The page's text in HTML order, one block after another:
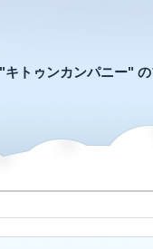
トゥンカンパニー" の